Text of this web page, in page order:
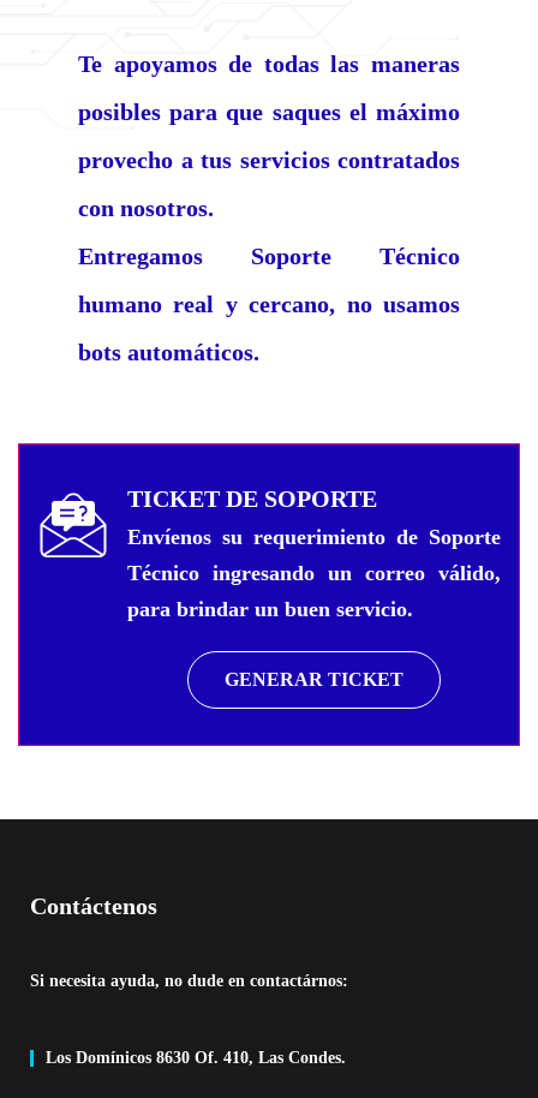
Te apoyamos de todas las maneras
posibles para que saques el máximo
provecho a tus servicios contratados
con nosotros.
Entregamos Soporte Técnico
humano real y cercano, no usamos
bots automáticos.
TICKET DE SOPORTE
Envíenos su requerimiento de Soporte
Técnico ingresando un correo válido,
para brindar un buen servicio.
GENERAR TICKET
Contáctenos
Si necesita ayuda, no dude en contactárnos:
Los Domínicos 8630 Of. 410, Las Condes.